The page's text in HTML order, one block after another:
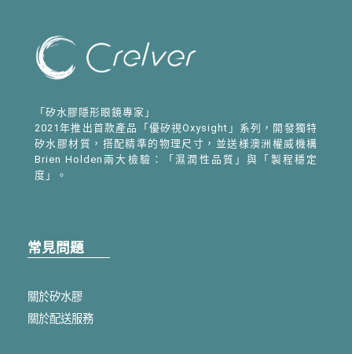
「矽水膠隱形眼鏡專家」
2021年推出首款產品「優矽視Oxysight」系列，開發獨特
矽水膠材質，搭配精準的物理尺寸，並送様澳洲權威機構
Brien Holden兩大檢驗：「濕潤性品質」與「製程穩定
度」。
常見問題
關於矽水膠
關於配送服務